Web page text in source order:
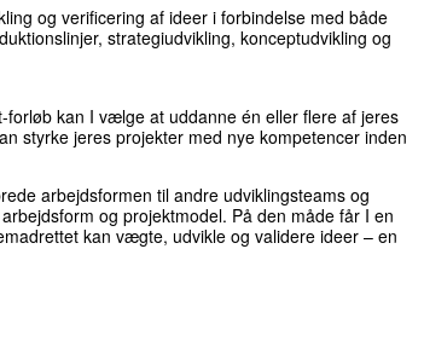
og verificering af ideer i forbindelse med både
strategiudvikling, konceptudvikling og
kan I vælge at uddanne én eller flere af jeres
styrke jeres projekter med nye kompetencer inden
arbejdsformen til andre udviklingsteams og
og projektmodel. På den måde får I en
kan vægte, udvikle og validere ideer – en